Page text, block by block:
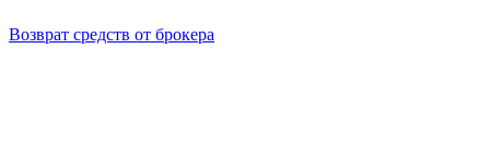
Возврат средств от брокера